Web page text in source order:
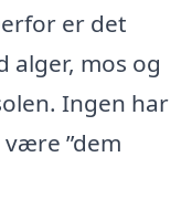
er det
alger, mos og
Ingen har
”dem